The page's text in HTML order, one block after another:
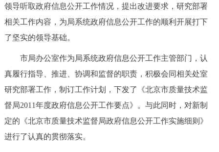
DEUTSCH FRANÇAIS РУССКИЙ ЯЗЫК
العربية
回到顶部
领导听取政府信息公开工作情况，提出改进要求，研究部署
相关工作内容，为局系统政府信息公开工作的顺利开展打下
了坚实的领导基础。
市局办公室作为局系统政府信息公开工作主管部门，认
真履行指导、推进、协调和监督的职责，积极会同相关处室
研究部署工作，制订工作计划，下发了《北京市质量技术监
督局2011年度政府信息公开工作要点》。与此同时，对新制
定的《北京市质量技术监督局政府信息公开工作实施细则》
进行了认真的贯彻落实。